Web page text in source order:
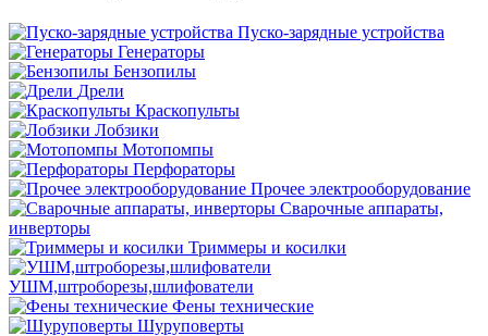
Пуско-зарядные устройства
Генераторы
Бензопилы
Дрели
Краскопульты
Лобзики
Мотопомпы
Перфораторы
Прочее электрооборудование
Сварочные аппараты,
инверторы
Триммеры и косилки
УШМ,штроборезы,шлифователи
Фены технические
Шуруповерты